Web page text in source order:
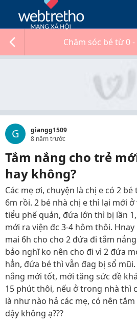
Chăm sóc bé từ 0
G
giangg1509
8 năm trước
Tắm nắng cho trẻ
hay không?
Các mẹ ơi, chuyện là chị e có 2
6m rồi. 2 bé nhà chị e thì lại mới
tiểu phế quản, đứa lớn thì bị lần
mới ra viện đc 3-4 hôm thôi.
mai 6h cho cho 2 đứa đi tắm
bảo nghĩ ko nên cho đi vì 2 đứa
hẳn, đứa bé thì vẫn đag bị sổ
nắng mới tốt, mới tăng sức đề
15 phút thôi, nếu ở trong nhà thì
là như nào hả các mẹ, có nên
dậy không ạ???